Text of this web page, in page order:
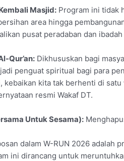
Masjid: Program ini tidak
area hingga
pusat peradaban dan
Qur’an: Dikhususkan bagi
penguat spiritual bagi para
kebaikan kita tak berhenti di
resmi Wakaf DT.
Untuk Sesama):
dalam W-RUN 2026 adalah
ini dirancang untuk